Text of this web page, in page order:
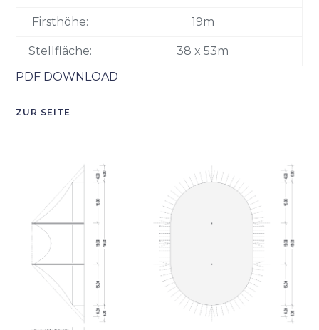
Firsthöhe: 19m
Stellfläche:
38 x 53m
PDF DOWNLOAD
ZUR SEITE